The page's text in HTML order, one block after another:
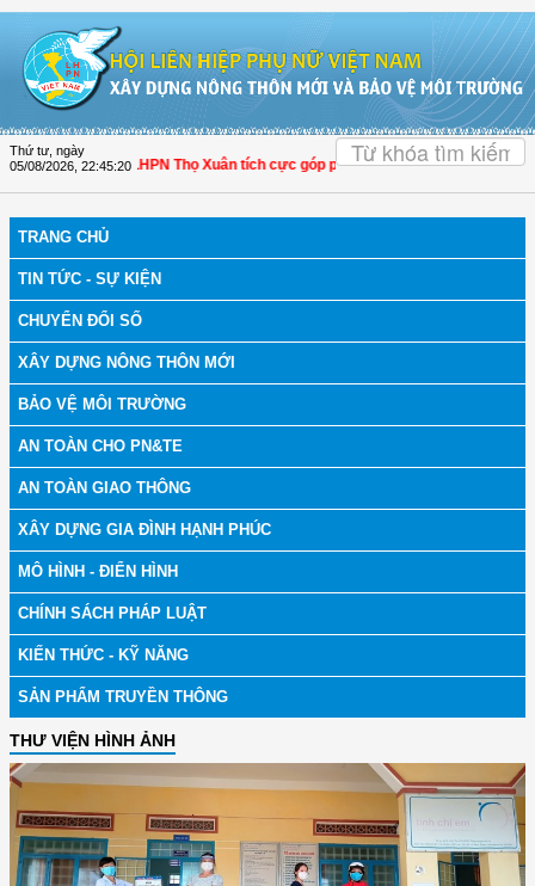
Thứ tư, ngày
05/08/2026 22:45:21
Hóa: Hội LHPN Thọ Xuân tích cực góp phần nâng cao tỷ lệ người dân
TRANG CHỦ
TIN TỨC - SỰ KIỆN
CHUYỂN ĐỔI SỐ
XÂY DỰNG NÔNG THÔN MỚI
BẢO VỆ MÔI TRƯỜNG
AN TOÀN CHO PN&TE
AN TOÀN GIAO THÔNG
XÂY DỰNG GIA ĐÌNH HẠNH PHÚC
MÔ HÌNH - ĐIỂN HÌNH
CHÍNH SÁCH PHÁP LUẬT
KIẾN THỨC - KỸ NĂNG
SẢN PHẨM TRUYỀN THÔNG
THƯ VIỆN HÌNH ẢNH
OK